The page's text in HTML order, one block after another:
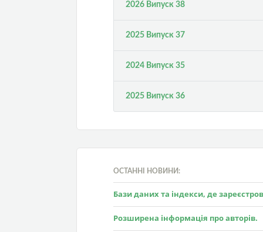
2026 Випуск 38
2025 Випуск 37
2024 Випуск 35
2025 Випуск 36
ОСТАННІ НОВИНИ:
Бази даних та індекси, де
Розширена інформація про авторів.